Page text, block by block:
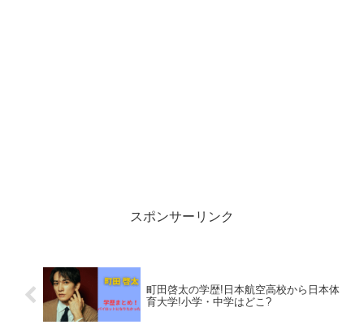
スポンサーリンク
町田啓太の学歴!日本航空高校から日本体
育大学!小学・中学はどこ?